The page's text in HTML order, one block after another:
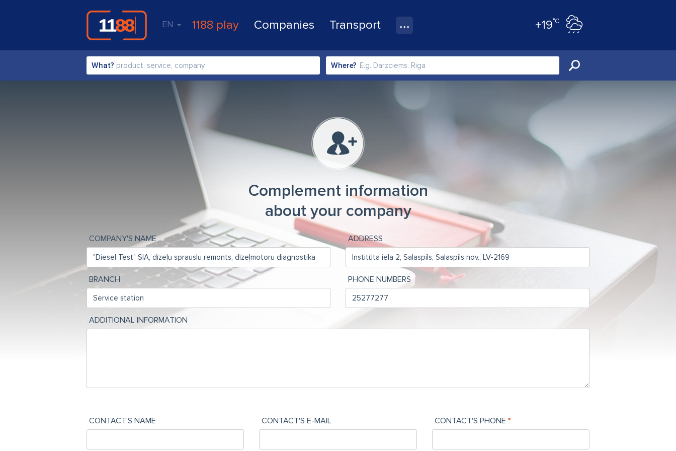
EN 1188 play Companies Transport +19°C
What? Where?
Complement information
about your company
COMPANY'S NAME ADDRESS
BRANCH PHONE NUMBERS
ADDITIONAL INFORMATION
CONTACT'S NAME CONTACT'S E-MAIL CONTACT'S PHONE